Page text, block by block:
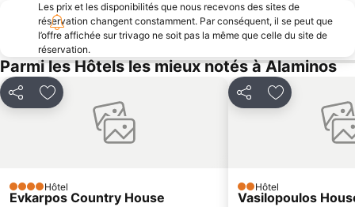
Les prix et les disponibilités que nous recevons des sites de
réservation changent constamment. Par conséquent, il se peut que
l’offre affichée sur trivago ne soit pas la même que celle du site de
réservation.
Parmi les Hôtels les mieux notés à Alaminos
PartagerAjouter à mes favoris
4 ÉtoilesHôtel
Evkarpos Country House
PartagerAjouter à
2 Étoiles
Hôtel
Vasilopoulos